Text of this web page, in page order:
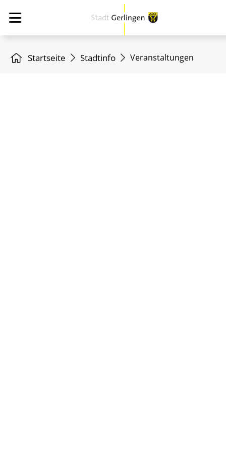
Startseite Stadtinfo Veranstaltungen